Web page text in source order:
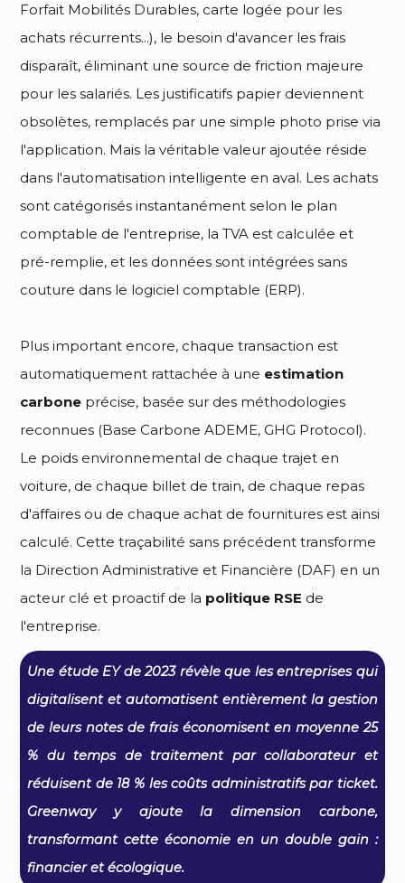
Forfait Mobilités Durables, carte logée pour les
achats récurrents...), le besoin d'avancer les frais
disparaît, éliminant une source de friction majeure
pour les salariés. Les justificatifs papier deviennent
obsolètes, remplacés par une simple photo prise via
l'application. Mais la véritable valeur ajoutée réside
dans l'automatisation intelligente en aval. Les achats
sont catégorisés instantanément selon le plan
comptable de l'entreprise, la TVA est calculée et
pré-remplie, et les données sont intégrées sans
couture dans le logiciel comptable (ERP).
Plus important encore, chaque transaction est
automatiquement rattachée à une estimation
carbone précise, basée sur des méthodologies
reconnues (Base Carbone ADEME, GHG Protocol).
Le poids environnemental de chaque trajet en
voiture, de chaque billet de train, de chaque repas
d'affaires ou de chaque achat de fournitures est ainsi
calculé. Cette traçabilité sans précédent transforme
la Direction Administrative et Financière (DAF) en un
acteur clé et proactif de la politique RSE de
l'entreprise.
Une étude EY de 2023 révèle que les entreprises qui
digitalisent et automatisent entièrement la gestion
de leurs notes de frais économisent en moyenne 25
% du temps de traitement par collaborateur et
réduisent de 18 % les coûts administratifs par ticket.
Greenway y ajoute la dimension carbone,
transformant cette économie en un double gain :
financier et écologique.